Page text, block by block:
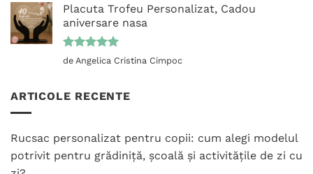
Placuta Trofeu Personalizat, Cadou
aniversare nasa
Evaluat la
din 5
de Angelica Cristina Cimpoc
ARTICOLE RECENTE
Rucsac personalizat pentru copii: cum alegi modelul
potrivit pentru grădiniță, școală și activitățile de zi cu